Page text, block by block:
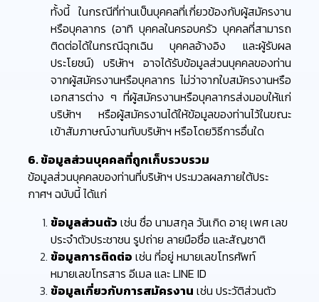
ทั้งนี้ ในกรณีที่ท่านเป็นบุคคลที่เกี่ยวข้องกับผู้สมัครงาน
หรือบุคลากร (อาทิ บุคคลในครอบครัว บุคคลที่สามารถ
ติดต่อได้ในกรณีฉุกเฉิน บุคคลอ้างอิง และผู้รับผล
ประโยชน์) บริษัทฯ อาจได้รับข้อมูลส่วนบุคคลของท่าน
จากผู้สมัครงานหรือบุคลากร ไม่ว่าจากใบสมัครงานหรือ
เอกสารต่าง ๆ ที่ผู้สมัครงานหรือบุคลากรส่งมอบให้แก่
บริษัทฯ หรือผู้สมัครงานได้ให้ข้อมูลของท่านไว้ในขณะ
เข้าสัมภาษณ์งานกับบริษัทฯ หรือโดยวิธีการอื่นใด
6. ข้อมูลส่วนบุคคลที่ถูกเก็บรวบรวม
ข้อมูลส่วนบุคคลของท่านที่บริษัทฯ ประมวลผลภายใต้ประ
กาศฯ ฉบับนี้ ได้แก่
ข้อมูลส่วนตัว เช่น ชื่อ นามสกุล วันเกิด อายุ เพศ เลข
ประจำตัวประชาชน รูปถ่าย ลายมือชื่อ และสัญชาติ
ข้อมูลการติดต่อ เช่น ที่อยู่ หมายเลขโทรศัพท์
หมายเลขโทรสาร อีเมล และ LINE ID
ข้อมูลเกี่ยวกับการสมัครงาน เช่น ประวัติส่วนตัว